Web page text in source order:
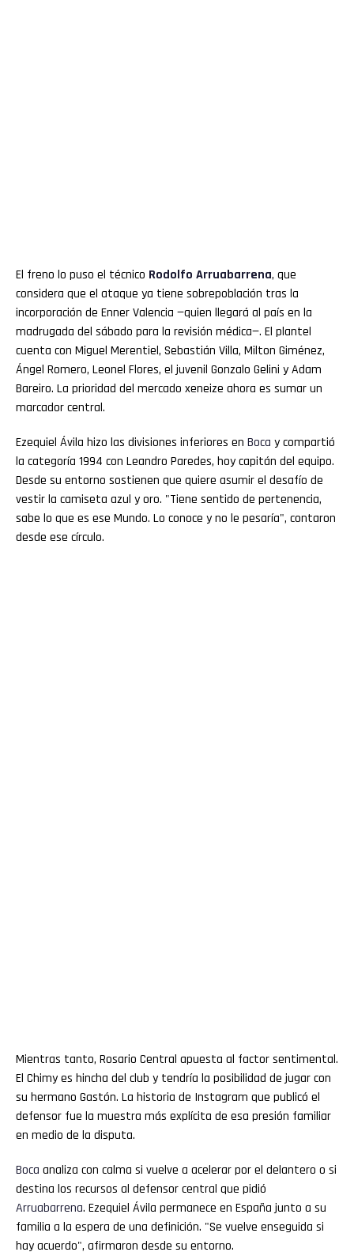
El freno lo puso el técnico Rodolfo Arruabarrena, que
considera que el ataque ya tiene sobrepoblación tras la
incorporación de Enner Valencia —quien llegará al país en la
madrugada del sábado para la revisión médica—. El plantel
cuenta con Miguel Merentiel, Sebastián Villa, Milton Giménez,
Ángel Romero, Leonel Flores, el juvenil Gonzalo Gelini y Adam
Bareiro. La prioridad del mercado xeneize ahora es sumar un
marcador central.
Ezequiel Ávila hizo las divisiones inferiores en Boca y compartió
la categoría 1994 con Leandro Paredes, hoy capitán del equipo.
Desde su entorno sostienen que quiere asumir el desafío de
vestir la camiseta azul y oro. "Tiene sentido de pertenencia,
sabe lo que es ese Mundo. Lo conoce y no le pesaría", contaron
desde ese círculo.
Mientras tanto, Rosario Central apuesta al factor sentimental.
El Chimy es hincha del club y tendría la posibilidad de jugar con
su hermano Gastón. La historia de Instagram que publicó el
defensor fue la muestra más explícita de esa presión familiar
en medio de la disputa.
Boca analiza con calma si vuelve a acelerar por el delantero o si
destina los recursos al defensor central que pidió
Arruabarrena. Ezequiel Ávila permanece en España junto a su
familia a la espera de una definición. "Se vuelve enseguida si
hay acuerdo", afirmaron desde su entorno.